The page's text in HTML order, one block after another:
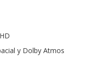
y Dolby Atmos